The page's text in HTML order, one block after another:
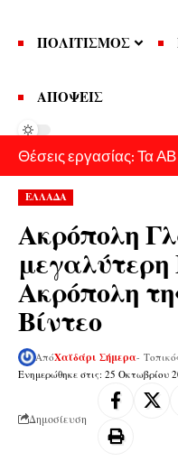
ΠΟΛΙΤΙΣΜΟΣ
ΑΠΟΨΕΙΣ
Θέσεις εργασίας: Τα
ΕΛΛΑΔΑ
Ακρόπολη
Ακρόπολη
Βίντεο
Ενημερώθηκε στις: 25 Οκτωβρίου
ΑπόΧαϊδάρι Σήμερα-
Δημοσίευση